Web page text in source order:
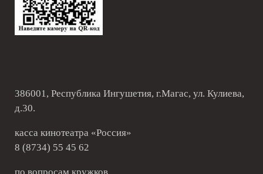
386001, Республика Ингушетия, г.Магас, ул. Кулиева,
д.30.
касса кинотеатра «Россия»
8 (8734) 55 45 62